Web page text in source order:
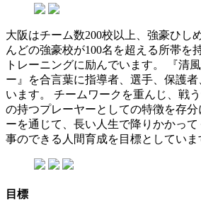
大阪はチーム数200校以上、強豪ひし
んどの強豪校が100名を超える所帯を
トレーニングに励んでいます。 『清
ー』を合言葉に指導者、選手、保護
います。 チームワークを重んじ、戦
の持つプレーヤーとしての特徴を存
ーを通じて、長い人生で降りかかっ
事のできる人間育成を目標としていま
目標